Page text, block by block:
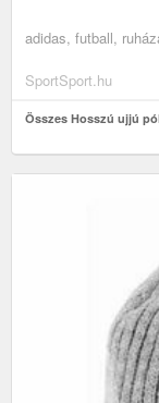
adidas, futball,
SportSport.hu
Összes Hosszú ujjú